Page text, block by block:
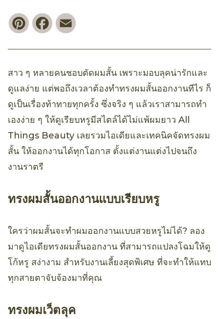
PinterestFacebook
สาว ๆ หลายคนชอบตัดผมสั้น เพราะมอบลุคน่ารักและ
ดูแลง่าย แต่พอถึงเวลาต้องทำทรงผมสั้นออกงานทีไร ก็
ดูเป็นเรื่องท้าทายทุกครั้ง ซึ่งจริง ๆ แล้วเราสามารถทำ
เองง่าย ๆ ให้ดูเรียบหรูมีสไตล์ได้ไม่แพ้ผมยาว All
Things Beauty เลยรวมไอเดียและเทคนิคจัดทรงผม
สั้น ให้ออกงานได้ทุกโอกาส ตั้งแต่งานแต่งไปจนถึง
งานราตรี
ทรงผมสั้นออกงานแบบเรียบหรู
ใครว่าผมสั้นจะทำผมออกงานแบบสวยหรูไม่ได้? ลอง
มาดูไอเดียทรงผมสั้นออกงาน ที่สามารถแปลงโฉมให้ดู
โก้หรู สง่างาม สำหรับงานเลี้ยงสุดพิเศษ ที่จะทำให้แทบ
ทุกสายตาจับจ้องมาที่คุณ
ทรงผมเว็ตลุค